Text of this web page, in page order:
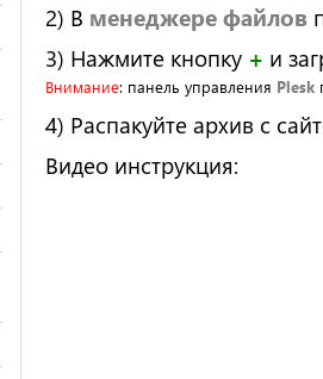
2) В менеджере файлов
3) Нажмите кнопку + и
Внимание: панель управления Plesk
4) Распакуйте архив с
Видео инструкция: